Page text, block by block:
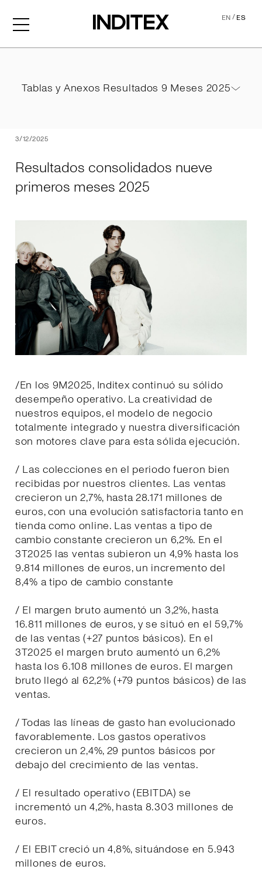
EN/ES
3/12/2025
Resultados consolidados nueve
primeros meses 2025
/En los 9M2025, Inditex continuó su sólido
desempeño operativo. La creatividad de
nuestros equipos, el modelo de negocio
totalmente integrado y nuestra diversificación
son motores clave para esta sólida ejecución.
/ Las colecciones en el periodo fueron bien
recibidas por nuestros clientes. Las ventas
crecieron un 2,7%, hasta 28.171 millones de
euros, con una evolución satisfactoria tanto en
tienda como online. Las ventas a tipo de
cambio constante crecieron un 6,2%. En el
3T2025 las ventas subieron un 4,9% hasta los
9.814 millones de euros, un incremento del
8,4% a tipo de cambio constante
/ El margen bruto aumentó un 3,2%, hasta
16.811 millones de euros, y se situó en el 59,7%
de las ventas (+27 puntos básicos). En el
3T2025 el margen bruto aumentó un 6,2%
hasta los 6.108 millones de euros. El margen
bruto llegó al 62,2% (+79 puntos básicos) de las
ventas.
/ Todas las líneas de gasto han evolucionado
favorablemente. Los gastos operativos
crecieron un 2,4%, 29 puntos básicos por
debajo del crecimiento de las ventas.
/ El resultado operativo (EBITDA) se
incrementó un 4,2%, hasta 8.303 millones de
euros.
/ El EBIT creció un 4,8%, situándose en 5.943
millones de euros.
Tablas y Anexos Resultados 9 Meses 2025